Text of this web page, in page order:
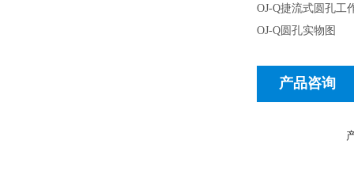
OJ-Q捷流式圆孔工
OJ-Q 圆孔实物图
产品咨询